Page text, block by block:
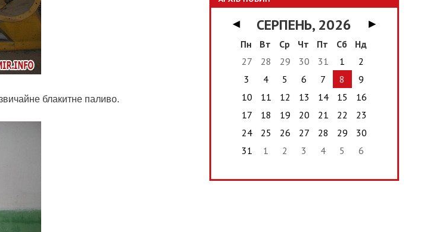
блакитне паливо.
◀ СЕРПЕНЬ, 2026
▶
Пн
Вт Ср Чт Пт Сб
Нд
27
28 29 30 31 1
2
3
4 5 6 7 8
9
10
11 12 13 14 15
16
17
18 19 20 21 22
23
24
25 26 27 28 29
30
31
1 2 3 4 5 6